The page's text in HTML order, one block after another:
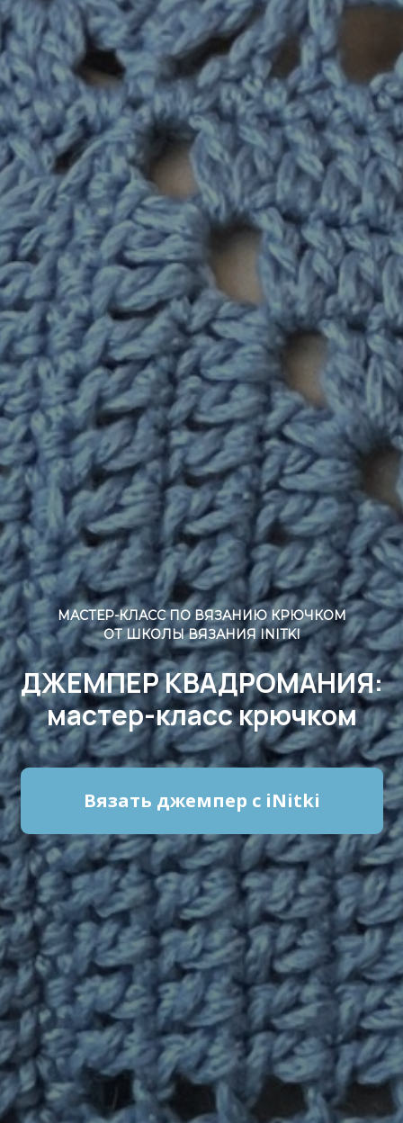
МАСТЕР-КЛАСС ПО ВЯЗАНИЮ КРЮЧКОМ
ОТ ШКОЛЫ ВЯЗАНИЯ INITKI
ДЖЕМПЕР КВАДРОМАНИЯ:
мастер-класс крючком
Вязать джемпер с iNitki